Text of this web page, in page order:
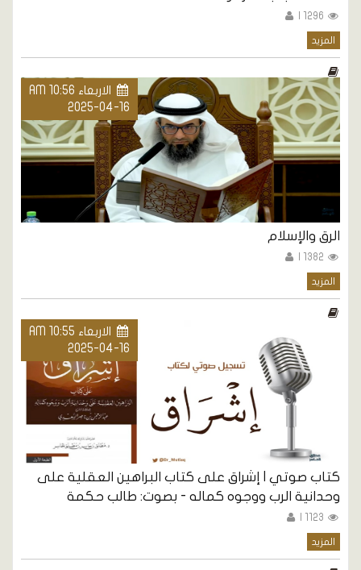
المزيد
الاربعاء AM 10:56
2025-04-16
الرق والإسلام
المزيد
الاربعاء AM 10:55
2025-04-16
كتاب صوتي | إشراق على كتاب البراهين العقلية على
وحدانية الرب ووجوه كماله - بصوت: طالب حكمة
المزيد